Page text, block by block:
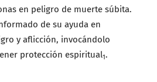
en peligro de muerte súbita.
de su ayuda en
y aflicción, invocándolo
protección espiritual1.